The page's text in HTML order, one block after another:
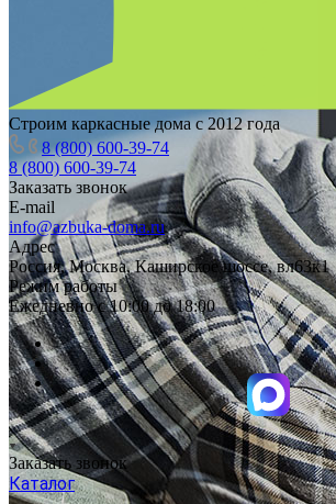
Строим каркасные дома с 2012 года
8 (800) 600-39-74
8 (800) 600-39-74
Заказать звонок
E-mail
info@azbuka-doma.ru
Адрес
Россия, Москва, Каширское шоссе, вл63к1
Режим работы
Ежедневно с 10:00 до 18:00
Заказать звонок
Каталог